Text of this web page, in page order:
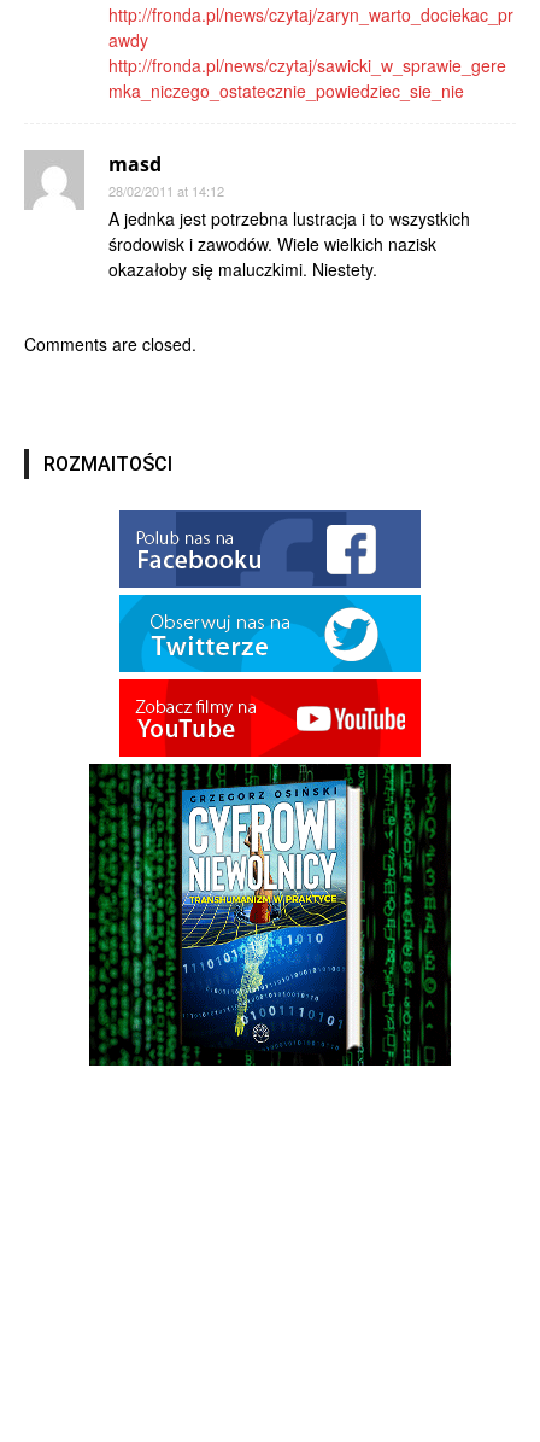
http://fronda.pl/news/czytaj/zaryn_warto_dociekac_pr
awdy
http://fronda.pl/news/czytaj/sawicki_w_sprawie_gere
mka_niczego_ostatecznie_powiedziec_sie_nie
masd
28/02/2011 at 14:12
A jednka jest potrzebna lustracja i to wszystkich
środowisk i zawodów. Wiele wielkich nazisk
okazałoby się maluczkimi. Niestety.
Comments are closed.
ROZMAITOŚCI